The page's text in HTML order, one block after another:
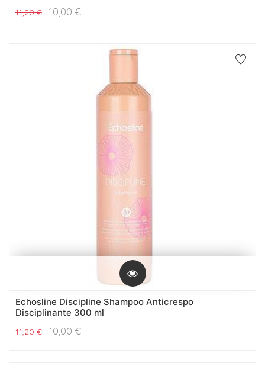
11,20€ 10,00 €
Echosline Discipline Shampoo Anticrespo
Disciplinante 300 ml
11,20€ 10,00 €